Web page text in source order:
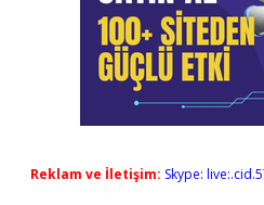
Reklam ve İletişim: Skype: